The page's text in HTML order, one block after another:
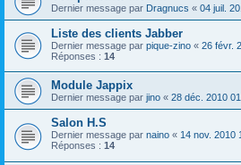
Dernier message par Dragnucs « 04 juil.
Liste des clients Jabber
Dernier message par pique-zino « 26 févr.
Réponses : 14
Module Jappix
Dernier message par jino « 28 déc. 2010
Salon H.S
Dernier message par naino « 14 nov. 2010
Réponses : 14